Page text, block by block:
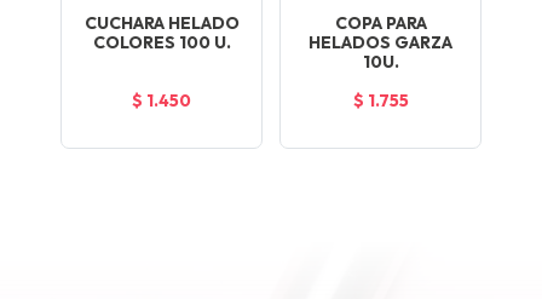
CUCHARA HELADO
COLORES 100 U.
$ 1.450
COPA PARA
HELADOS GARZA
10U.
$ 1.755